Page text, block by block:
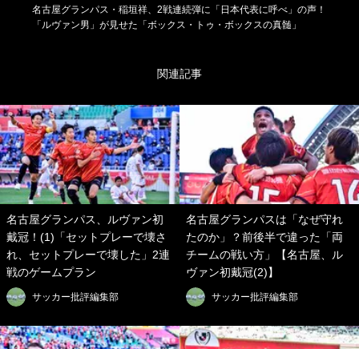
名古屋グランパス・稲垣祥、2戦連続弾に「日本代表に呼べ」の声！
「ルヴァン男」が見せた「ボックス・トゥ・ボックスの真髄」
関連記事
名古屋グランパス、ルヴァン初
戴冠！(1)「セットプレーで壊さ
れ、セットプレーで壊した」2連
戦のゲームプラン
サッカー批評編集部
名古屋グランパスは「なぜ守れ
たのか」？前後半で違った「両
チームの戦い方」【名古屋、ル
ヴァン初戴冠(2)】
サッカー批評編集部